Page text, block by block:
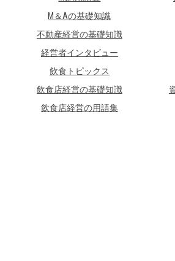
M＆Aの基礎知識
不動産経営の基礎知識
経営者インタビュー
飲食トピックス
飲食店経営の基礎知識
飲食店経営の用語集